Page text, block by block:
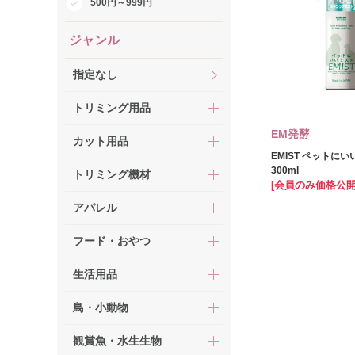
500円～999円
ジャンル
指定なし
トリミング用品
カット用品
トリミング機材
アパレル
フード・おやつ
生活用品
鳥・小動物
観賞魚・水生生物
EM発酵
EMIST ペットにい
300ml
[会員のみ価格公